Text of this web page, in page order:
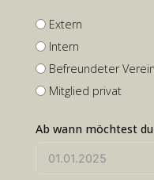
Extern
Intern
Befreundeter Verein
Mitglied privat
Ab wann möchtest